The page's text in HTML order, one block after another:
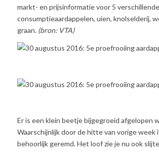
markt- en prijsinformatie voor 5
consumptieaardappelen, uien, knolselderij,
graan. (bron: VTA)
Er is een klein beetje bijgegroeid afgelopen
Waarschijnlijk door de hitte van vorige week
behoorlijk geremd. Het loof zie je nu ook